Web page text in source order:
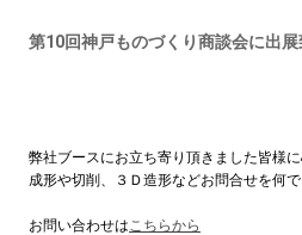
第10回神戸ものづくり商談会に出展
弊社ブースにお立ち寄り頂きました皆様に
成形や切削、３Ｄ造形などお問合せを何で
お問い合わせは こちらから